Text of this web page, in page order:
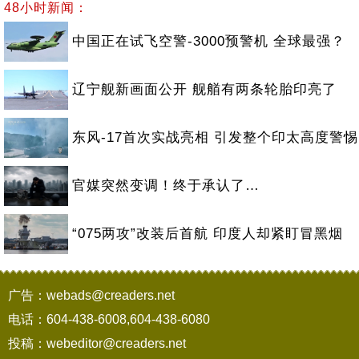
48小时新闻：
中国正在试飞空警-3000预警机 全球最强？
辽宁舰新画面公开 舰艏有两条轮胎印亮了
东风-17首次实战亮相 引发整个印太高度警惕
官媒突然变调！终于承认了…
“075两攻”改装后首航 印度人却紧盯冒黑烟
广告：webads@creaders.net
电话：604-438-6008,604-438-6080
投稿：webeditor@creaders.net